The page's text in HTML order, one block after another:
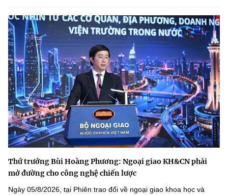
Thứ trưởng Bùi Hoàng Phương: Ngoại giao KH&CN phải
mở đường cho công nghệ chiến lược
Ngày 05/8/2026, tại Phiên trao đổi về ngoại giao khoa học và